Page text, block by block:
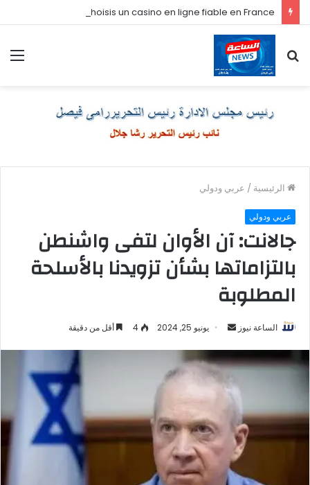
Comment je choisis un casino en ligne fiable en France
عن
الرئيسية / عربي ودولي
عربي ودولي
جالانت: آن الأوان لتفى واشنطن
بالتزاماتها بشأن تزويدنا بالأسلحة
المطلوبة
الساعة نيوز
أرسل
إلكترونيا
يونيو 25, 2024 4 أقل من دقيقة